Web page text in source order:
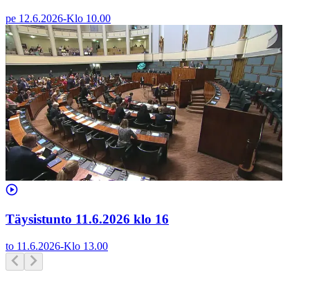
pe 12.6.2026-Klo 10.00
Täysistunto 11.6.2026 klo 16
to 11.6.2026-Klo 13.00